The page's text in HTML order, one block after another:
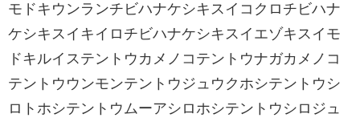
モドキウンランチビハナケシキスイコクロチビハナ
ケシキスイキイロチビハナケシキスイエゾキスイモ
ドキルイステントウカメノコテントウナガカメノコ
テントウウンモンテントウジュウクホシテントウシ
ロトホシテントウムーアシロホシテントウシロジュ